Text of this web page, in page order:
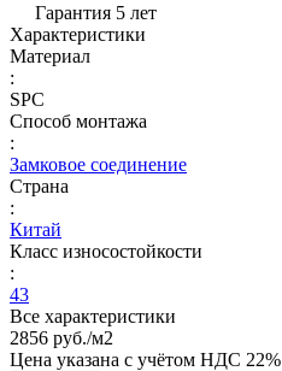
Гарантия 5 лет
Характеристики
Материал
:
SPC
Способ монтажа
:
Замковое соединение
Страна
:
Китай
Класс износостойкости
:
43
Все характеристики
2856 руб./м2
Цена указана с учётом НДС 22%